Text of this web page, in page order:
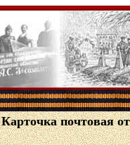
Карточка почтовая